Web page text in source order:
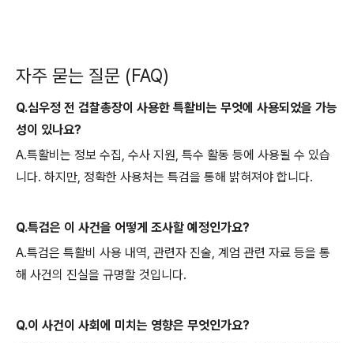
자주 묻는 질문 (FAQ)
Q.심우정 전 검찰총장이 사용한 특활비는 무엇에 사용되었을 가능
성이 있나요?
A.특활비는 정보 수집, 수사 지원, 특수 활동 등에 사용될 수 있습
니다. 하지만, 정확한 사용처는 특검을 통해 밝혀져야 합니다.
Q.특검은 이 사건을 어떻게 조사할 예정인가요?
A.특검은 특활비 사용 내역, 관련자 진술, 계엄 관련 자료 등을 통
해 사건의 진실을 규명할 것입니다.
Q.이 사건이 사회에 미치는 영향은 무엇인가요?